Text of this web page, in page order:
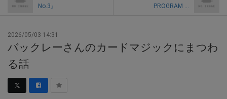
No.3』
PROGRAM ...
2026/05/03 14:31
バックレーさんのカードマジックにまつわ
る話